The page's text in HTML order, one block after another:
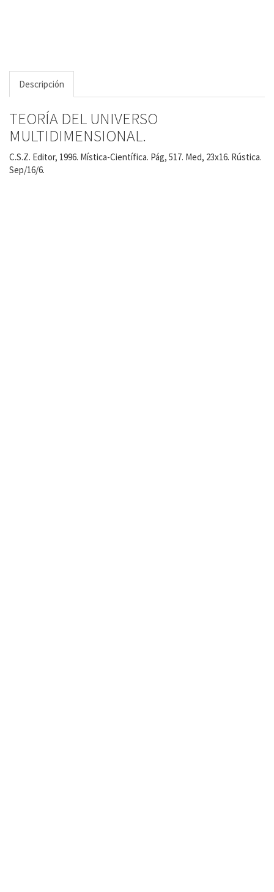
Descripción
TEORÍA DEL UNIVERSO
MULTIDIMENSIONAL.
C.S.Z. Editor, 1996. Mística-Científica. Pág, 517. Med, 23x16. Rústica.
Sep/16/6.